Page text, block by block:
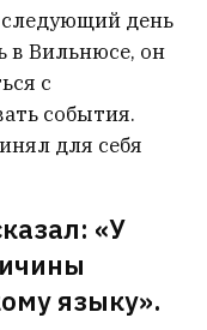
следующий день
в Вильнюсе, он
с
события.
для себя
«У
языку».